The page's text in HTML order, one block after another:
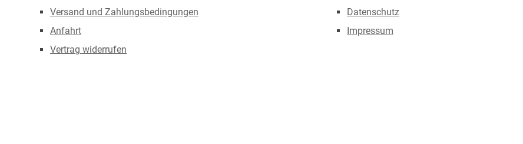
Versand und Zahlungsbedingungen
Anfahrt
Vertrag widerrufen
Datenschutz
Impressum